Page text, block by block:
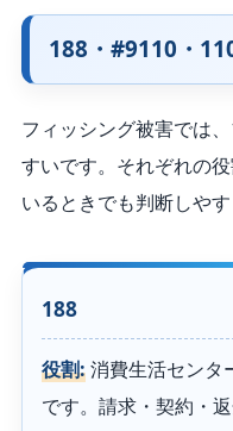
188・#9110・
フィッシング被害では
すいです。それぞれの
いるときでも判断しやす
188
役割:消費生活センタ
です。請求・契約・